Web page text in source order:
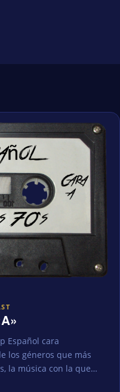
Español cara
los géneros que más
la música con la que…